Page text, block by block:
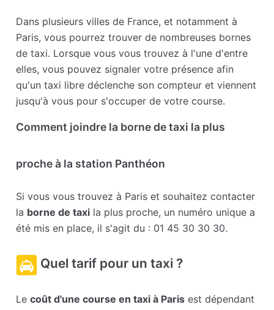
Dans plusieurs villes de France, et notamment à
Paris, vous pourrez trouver de nombreuses bornes
de taxi. Lorsque vous vous trouvez à l'une d'entre
elles, vous pouvez signaler votre présence afin
qu'un taxi libre déclenche son compteur et viennent
jusqu'à vous pour s'occuper de votre course.
Comment joindre la borne de taxi la plus
proche à la station Panthéon
Si vous vous trouvez à Paris et souhaitez contacter
la borne de taxi la plus proche, un numéro unique a
été mis en place, il s'agit du : 01 45 30 30 30.
Quel tarif pour un taxi ?
Lecoût d'une course en taxi à Paris est dépendant